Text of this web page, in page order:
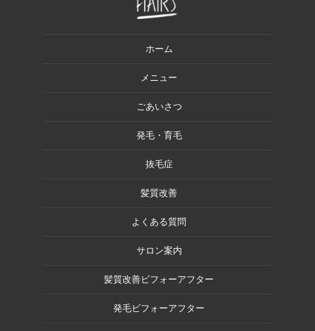
ホーム
メニュー
ごあいさつ
発毛・育毛
抜毛症
髪質改善
よくある質問
サロン案内
髪質改善ビフォーアフター
発毛ビフォーアフター